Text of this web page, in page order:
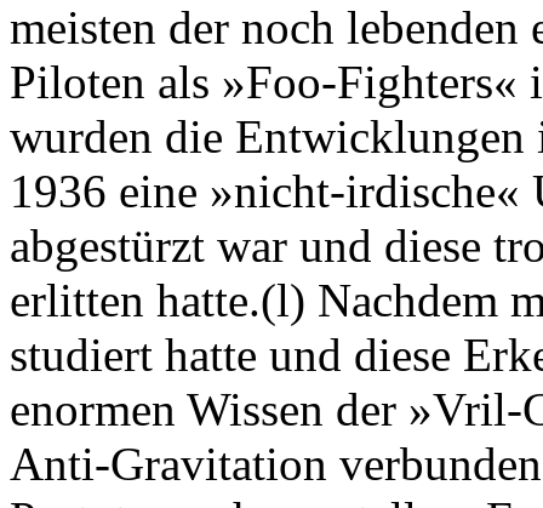
meisten der noch
Piloten als »Foo-Fighters«
wurden die Entwicklungen
1936 eine »nicht-irdische«
abgestürzt war und diese
erlitten hatte.(l) Nachdem
studiert hatte und diese
enormen Wissen der
Anti-Gravitation